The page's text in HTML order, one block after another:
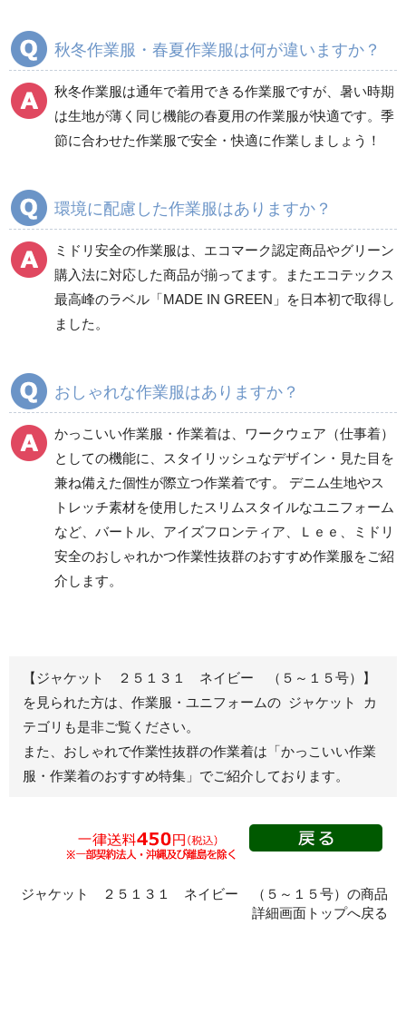
秋冬長袖
食品産業用長袖
食品産業用半袖
秋冬長袖
ワークパンツ
春夏ワークパンツ作業
ズボン
秋冬ワークパンツ作業
ズボン
ツ
クリーンウェアワーク
パンツ
カーゴパンツ
春夏カーゴパンツ作業
ズボン
ズボン
レディース作業着
ブルゾン
ジャンパー
秋冬長袖
春夏半袖
スモック
秋冬長袖
クリーンウェ
シャツ
秋冬作業服・春夏作業服は何が違いますか？
秋冬作業服は通年で着用できる作業服ですが、暑い時期
は生地が薄く同じ機能の春夏用の作業服が快適です。季
節に合わせた作業服で安全・快適に作業しましょう！
環境に配慮した作業服はありますか？
ミドリ安全の作業服は、エコマーク認定商品やグリーン
購入法に対応した商品が揃ってます。またエコテックス
最高峰のラベル「MADE IN GREEN」を日本初で取得し
ました。
おしゃれな作業服はありますか？
かっこいい作業服・作業着は、ワークウェア（仕事着）
としての機能に、スタイリッシュなデザイン・見た目を
兼ね備えた個性が際立つ作業着です。 デニム生地やス
トレッチ素材を使用したスリムスタイルなユニフォーム
など、バートル、アイズフロンティア、Ｌｅｅ、ミドリ
安全のおしゃれかつ作業性抜群のおすすめ作業服をご紹
介します。
【ジャケット ２５１３１ ネイビー （５～１５号）】
を見られた方は、作業服・ユニフォームの ジャケット カ
テゴリも是非ご覧ください。
また、おしゃれで作業性抜群の作業着は 「かっこいい作業
服・作業着のおすすめ特集」 でご紹介しております。
ジャケット ２５１３１ ネイビー （５～１５号）の商品
詳細画面トップへ戻る